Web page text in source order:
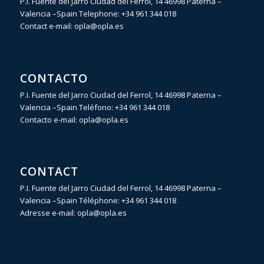
Valencia –Spain Telephone: +34 961 344 018
Contact e-mail: opla@opla.es
CONTACTO
P.I. Fuente del Jarro Ciudad del Ferrol, 14 46998 Paterna –
Valencia –Spain Teléfono: +34 961 344 018
Contacto e-mail: opla@opla.es
CONTACT
P.I. Fuente del Jarro Ciudad del Ferrol, 14 46998 Paterna –
Valencia –Spain Téléphone: +34 961 344 018
Adresse e-mail: opla@opla.es